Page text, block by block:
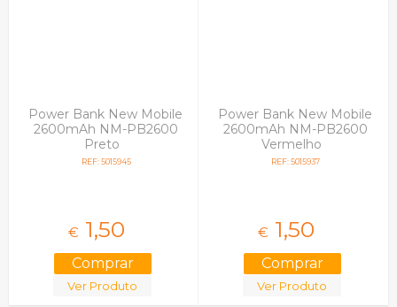
Power Bank New Mobile
2600mAh NM-PB2600
Preto
REF: 5015945
€ 1,50
Ver Produto
Power Bank New Mobile
2600mAh NM-PB2600
Vermelho
REF: 5015937
€ 1,50
Ver Produto